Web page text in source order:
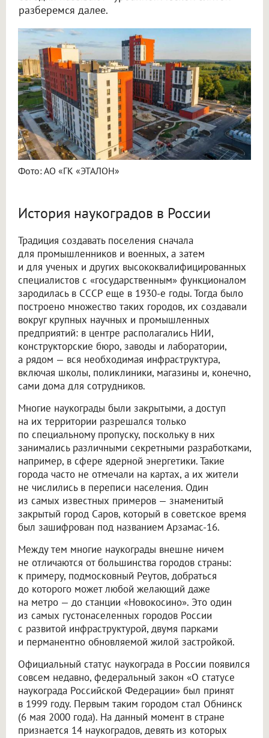
разберемся далее.
Фото: АО «ГК «ЭТАЛОН»
История наукоградов в России
Традиция создавать поселения сначала
для промышленников и военных, а затем
и для ученых и других высококвалифицированных
специалистов с «государственным» функционалом
зародилась в СССР еще в 1930-е годы. Тогда было
построено множество таких городов, их создавали
вокруг крупных научных и промышленных
предприятий: в центре располагались НИИ,
конструкторские бюро, заводы и лаборатории,
а рядом — вся необходимая инфраструктура,
включая школы, поликлиники, магазины и, конечно,
сами дома для сотрудников.
Многие наукограды были закрытыми, а доступ
на их территории разрешался только
по специальному пропуску, поскольку в них
занимались различными секретными разработками,
например, в сфере ядерной энергетики. Такие
города часто не отмечали на картах, а их жители
не числились в переписи населения. Один
из самых известных примеров — знаменитый
закрытый город Саров, который в советское время
был зашифрован под названием Арзамас-16.
Между тем многие наукограды внешне ничем
не отличаются от большинства городов страны:
к примеру, подмосковный Реутов, добраться
до которого может любой желающий даже
на метро — до станции «Новокосино». Это один
из самых густонаселенных городов России
с развитой инфраструктурой, двумя парками
и перманентно обновляемой жилой застройкой.
Официальный статус наукограда в России появился
совсем недавно, федеральный закон «О статусе
наукограда Российской Федерации» был принят
в 1999 году. Первым таким городом стал Обнинск
(6 мая 2000 года). На данный момент в стране
признается 14 наукоградов, девять из которых